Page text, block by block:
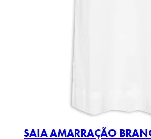
SAIA AMARRAÇÃO